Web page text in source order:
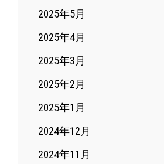
2025年5月
2025年4月
2025年3月
2025年2月
2025年1月
2024年12月
2024年11月